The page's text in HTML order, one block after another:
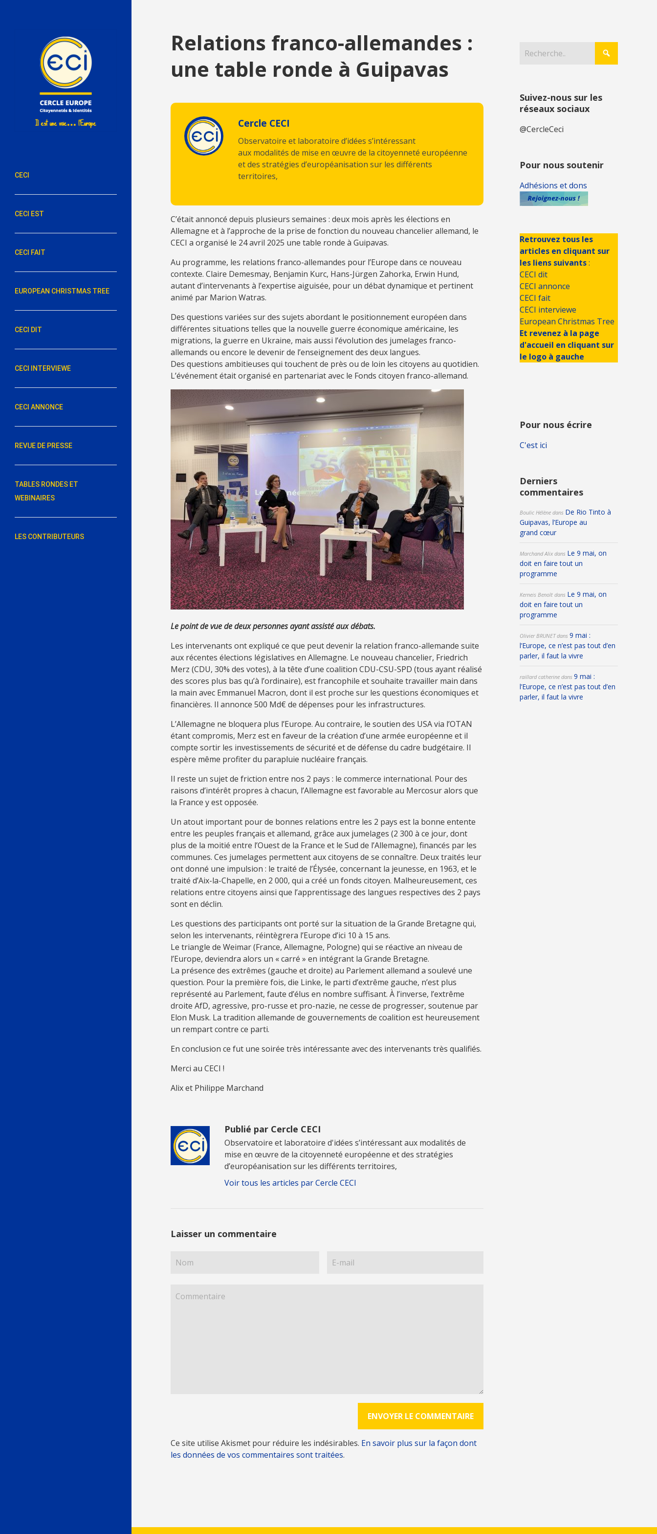
CECI
CECI EST
CECI FAIT
EUROPEAN CHRISTMAS TREE
CECI DIT
CECI INTERVIEWE
CECI ANNONCE
REVUE DE PRESSE
TABLES RONDES ET
WEBINAIRES
LES CONTRIBUTEURS
Relations franco-allemandes :
une table ronde à Guipavas
Cercle CECI
Observatoire et laboratoire d’idées s’intéressant
aux modalités de mise en œuvre de la citoyenneté européenne
et des stratégies d’européanisation sur les différents
territoires,
C’était annoncé depuis plusieurs semaines : deux mois après les élections en
Allemagne et à l’approche de la prise de fonction du nouveau chancelier allemand, le
CECI a organisé le 24 avril 2025 une table ronde à Guipavas.
Au programme, les relations franco-allemandes pour l’Europe dans ce nouveau
contexte. Claire Demesmay, Benjamin Kurc, Hans-Jürgen Zahorka, Erwin Hund,
autant d’intervenants à l’expertise aiguisée, pour un débat dynamique et pertinent
animé par Marion Watras.
Des questions variées sur des sujets abordant le positionnement européen dans
différentes situations telles que la nouvelle guerre économique américaine, les
migrations, la guerre en Ukraine, mais aussi l’évolution des jumelages franco-
allemands ou encore le devenir de l’enseignement des deux langues.
Des questions ambitieuses qui touchent de près ou de loin les citoyens au quotidien.
L’événement était organisé en partenariat avec le Fonds citoyen franco-allemand.
Le point de vue de deux personnes ayant assisté aux débats.
Les intervenants ont expliqué ce que peut devenir la relation franco-allemande suite
aux récentes élections législatives en Allemagne. Le nouveau chancelier, Friedrich
Merz (CDU, 30% des votes), à la tête d’une coalition CDU-CSU-SPD (tous ayant réalisé
des scores plus bas qu’à l’ordinaire), est francophile et souhaite travailler main dans
la main avec Emmanuel Macron, dont il est proche sur les questions économiques et
financières. Il annonce 500 Md€ de dépenses pour les infrastructures.
L’Allemagne ne bloquera plus l’Europe. Au contraire, le soutien des USA via l’OTAN
étant compromis, Merz est en faveur de la création d’une armée européenne et il
compte sortir les investissements de sécurité et de défense du cadre budgétaire. Il
espère même profiter du parapluie nucléaire français.
Il reste un sujet de friction entre nos 2 pays : le commerce international. Pour des
raisons d’intérêt propres à chacun, l’Allemagne est favorable au Mercosur alors que
la France y est opposée.
Un atout important pour de bonnes relations entre les 2 pays est la bonne entente
entre les peuples français et allemand, grâce aux jumelages (2 300 à ce jour, dont
plus de la moitié entre l’Ouest de la France et le Sud de l’Allemagne), financés par les
communes. Ces jumelages permettent aux citoyens de se connaître. Deux traités leur
ont donné une impulsion : le traité de l’Élysée, concernant la jeunesse, en 1963, et le
traité d’Aix-la-Chapelle, en 2 000, qui a créé un fonds citoyen. Malheureusement, ces
relations entre citoyens ainsi que l’apprentissage des langues respectives des 2 pays
sont en déclin.
Les questions des participants ont porté sur la situation de la Grande Bretagne qui,
selon les intervenants, réintègrera l’Europe d’ici 10 à 15 ans.
Le triangle de Weimar (France, Allemagne, Pologne) qui se réactive an niveau de
l’Europe, deviendra alors un « carré » en intégrant la Grande Bretagne.
La présence des extrêmes (gauche et droite) au Parlement allemand a soulevé une
question. Pour la première fois, die Linke, le parti d’extrême gauche, n’est plus
représenté au Parlement, faute d’élus en nombre suffisant. À l’inverse, l’extrême
droite AfD, agressive, pro-russe et pro-nazie, ne cesse de progresser, soutenue par
Elon Musk. La tradition allemande de gouvernements de coalition est heureusement
un rempart contre ce parti.
En conclusion ce fut une soirée très intéressante avec des intervenants très qualifiés.
Merci au CECI !
Alix et Philippe Marchand
Publié par Cercle CECI
Observatoire et laboratoire d'idées s’intéressant aux modalités de
mise en œuvre de la citoyenneté européenne et des stratégies
d’européanisation sur les différents territoires,
Voir tous les articles par Cercle CECI
Laisser un commentaire
Ce site utilise Akismet pour réduire les indésirables. En savoir plus sur la façon dont
les données de vos commentaires sont traitées.
Suivez-nous sur les
réseaux sociaux
@CercleCeci
Pour nous soutenir
Adhésions et dons
Retrouvez tous les
articles en cliquant sur
les liens suivants:
CECI dit
CECI annonce
CECI fait
CECI interviewe
European Christmas Tree
Et revenez à la page
d'accueil en cliquant sur
le logo à gauche
Pour nous écrire
C'est ici
Derniers
commentaires
Boulic Hélènedans De Rio Tinto à
Guipavas, l’Europe au
grand cœur
Marchand Alixdans Le 9 mai, on
doit en faire tout un
programme
Kerneis Benoîtdans Le 9 mai, on
doit en faire tout un
programme
Olivier BRUNETdans 9 mai :
l’Europe, ce n’est pas tout d’en
parler, il faut la vivre
raillard catherinedans 9 mai :
l’Europe, ce n’est pas tout d’en
parler, il faut la vivre